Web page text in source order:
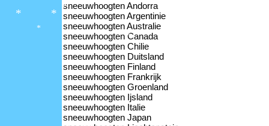
*
*
*
sneeuwhoogten Andorra
sneeuwhoogten Argentinie
sneeuwhoogten Australie
sneeuwhoogten Canada
sneeuwhoogten Chilie
sneeuwhoogten Duitsland
sneeuwhoogten Finland
sneeuwhoogten Frankrijk
sneeuwhoogten Groenland
sneeuwhoogten Ijsland
sneeuwhoogten Italie
sneeuwhoogten Japan